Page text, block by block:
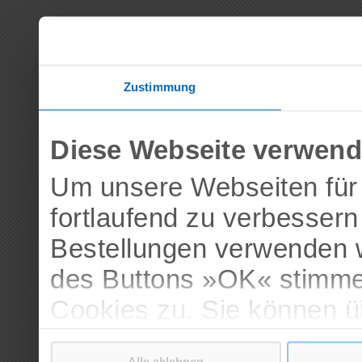
Zustimmung
Diese Webseite
Um unsere Webseiten
fortlaufend zu
Bestellungen
des Buttons »OK«
Cookies zu. Sie können
verschiedenen Cookies